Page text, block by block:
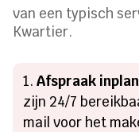
van een typisch
Kwartier.
Afspraak
zijn 24/7
mail voor het